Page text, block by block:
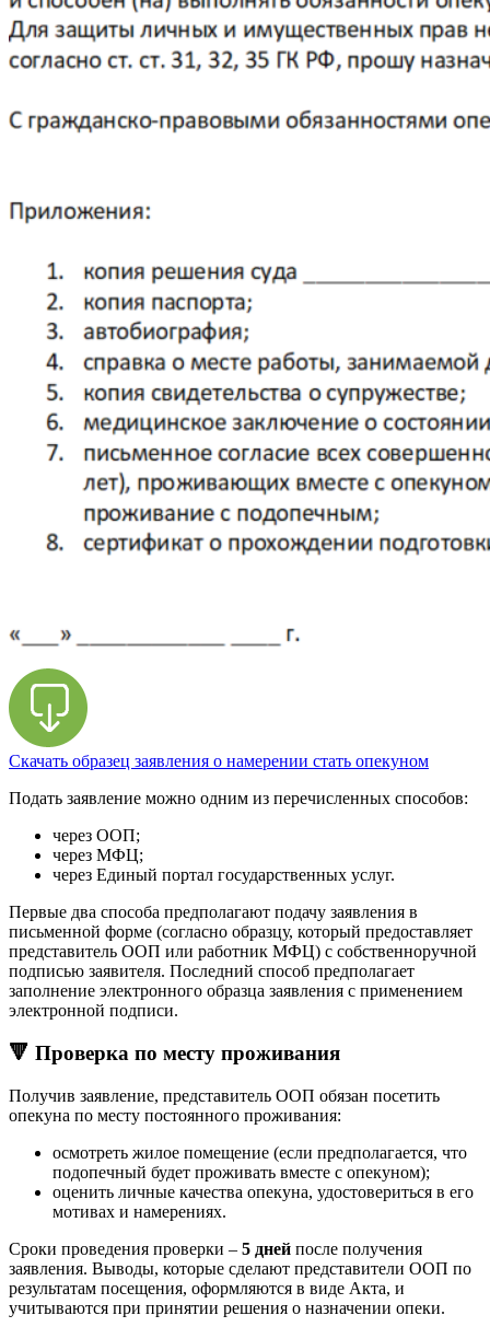
Скачать образец заявления о намерении стать опекуном
Подать заявление можно одним из перечисленных способов:
через ООП;
через МФЦ;
через Единый портал государственных услуг.
Первые два способа предполагают подачу заявления в
письменной форме (согласно образцу, который предоставляет
представитель ООП или работник МФЦ) с собственноручной
подписью заявителя. Последний способ предполагает
заполнение электронного образца заявления с применением
электронной подписи.
🔻 Проверка по месту проживания
Получив заявление, представитель ООП обязан посетить
опекуна по месту постоянного проживания:
осмотреть жилое помещение (если предполагается, что
подопечный будет проживать вместе с опекуном);
оценить личные качества опекуна, удостовериться в его
мотивах и намерениях.
Сроки проведения проверки – 5 дней после получения
заявления. Выводы, которые сделают представители ООП по
результатам посещения, оформляются в виде Акта, и
учитываются при принятии решения о назначении опеки.